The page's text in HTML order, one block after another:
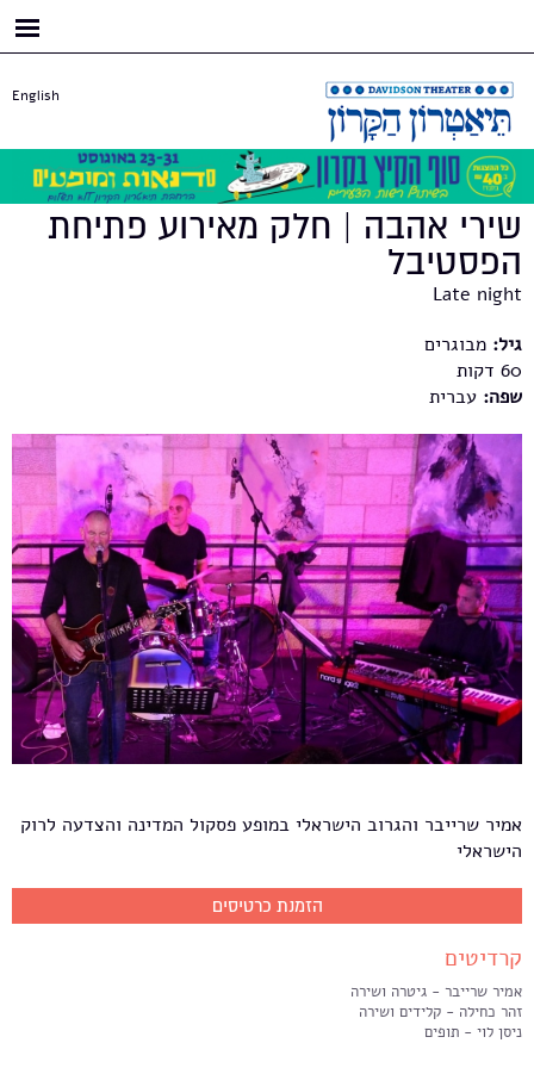
English
שירי אהבה | חלק מאירוע פתיחת
הפסטיבל
Late night
גיל: מבוגרים
60
שפה: עברית
אמיר שרייבר והגרוב הישראלי במופע פסקול המדינה והצדעה לרוק
הישראלי
הזמנת כרטיסים
קרדיטים
אמיר שרייבר - גיטרה ושירה
זהר כחילה - קלידים ושירה
ניסן לוי - תופים